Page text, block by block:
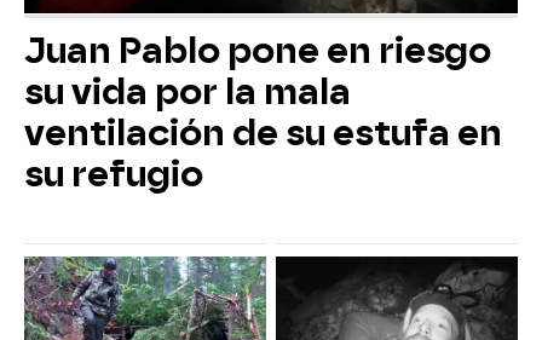
Juan Pablo pone en riesgo
su vida por la mala
ventilación de su estufa en
su refugio